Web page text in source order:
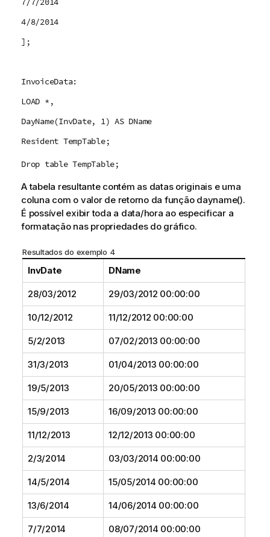
4/8/2014
];
InvoiceData:
LOAD *,
DayName(InvDate, 1) AS DName
Resident TempTable;
Drop table TempTable;
A tabela resultante contém as datas originais e uma
coluna com o valor de retorno da função dayname().
É possível exibir toda a data/hora ao especificar a
formatação nas propriedades do gráfico.
Resultados do exemplo 4
InvDate DName
28/03/2012 29/03/2012 00:00:00
10/12/2012 11/12/2012 00:00:00
5/2/2013 07/02/2013 00:00:00
31/3/2013 01/04/2013 00:00:00
19/5/2013 20/05/2013 00:00:00
15/9/2013 16/09/2013 00:00:00
11/12/2013 12/12/2013 00:00:00
2/3/2014 03/03/2014 00:00:00
14/5/2014 15/05/2014 00:00:00
13/6/2014 14/06/2014 00:00:00
7/7/2014 08/07/2014 00:00:00